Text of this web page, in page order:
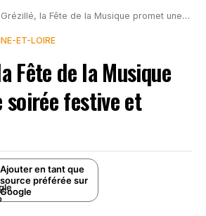
la Fête de la Musique promet une soirée festive et gratuite
ET-LOIRE
Fête de la Musique
festive et
Ajouter en tant que
source préférée sur
Google